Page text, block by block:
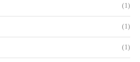
(1)
(1)
(1)